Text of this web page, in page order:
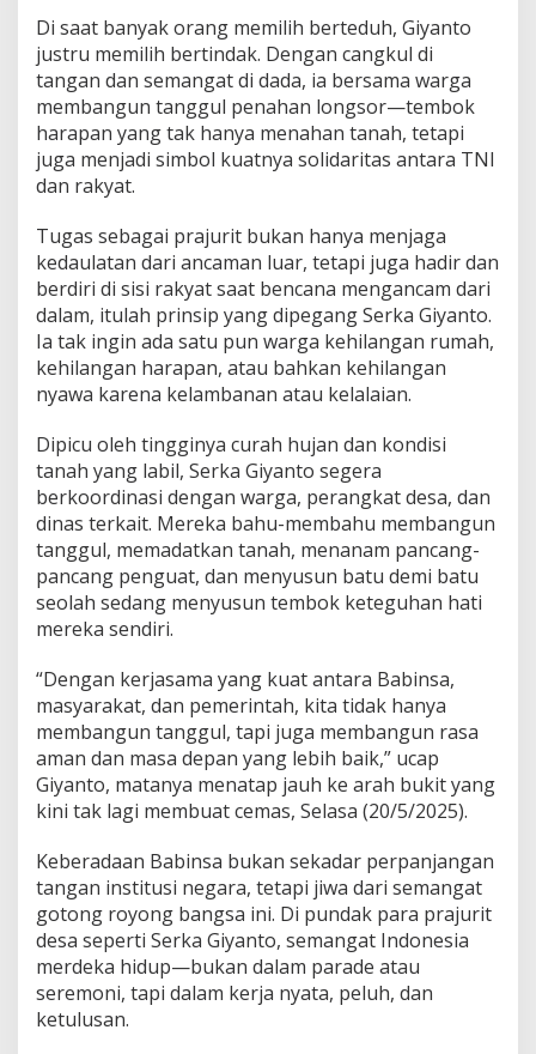
o
B
a
n
g
u
n
g
g
u
l
D
e
m
i
i
n
d
u
n
g
D
e
d
a
i
L
o
n
o
r
Di saat banyak orang memilih berteduh, Giyanto
justru memilih bertindak. Dengan cangkul di
tangan dan semangat di dada, ia bersama warga
membangun tanggul penahan longsor—tembok
harapan yang tak hanya menahan tanah, tetapi
juga menjadi simbol kuatnya solidaritas antara TNI
dan rakyat.
Tugas sebagai prajurit bukan hanya menjaga
kedaulatan dari ancaman luar, tetapi juga hadir dan
berdiri di sisi rakyat saat bencana mengancam dari
dalam, itulah prinsip yang dipegang Serka Giyanto.
Ia tak ingin ada satu pun warga kehilangan rumah,
kehilangan harapan, atau bahkan kehilangan
nyawa karena kelambanan atau kelalaian.
Dipicu oleh tingginya curah hujan dan kondisi
tanah yang labil, Serka Giyanto segera
berkoordinasi dengan warga, perangkat desa, dan
dinas terkait. Mereka bahu-membahu membangun
tanggul, memadatkan tanah, menanam pancang-
pancang penguat, dan menyusun batu demi batu
seolah sedang menyusun tembok keteguhan hati
mereka sendiri.
“Dengan kerjasama yang kuat antara Babinsa,
masyarakat, dan pemerintah, kita tidak hanya
membangun tanggul, tapi juga membangun rasa
aman dan masa depan yang lebih baik,” ucap
Giyanto, matanya menatap jauh ke arah bukit yang
kini tak lagi membuat cemas, Selasa (20/5/2025).
Keberadaan Babinsa bukan sekadar perpanjangan
tangan institusi negara, tetapi jiwa dari semangat
gotong royong bangsa ini. Di pundak para prajurit
desa seperti Serka Giyanto, semangat Indonesia
merdeka hidup—bukan dalam parade atau
seremoni, tapi dalam kerja nyata, peluh, dan
ketulusan.